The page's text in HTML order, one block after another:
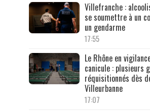
Villefranche :
se soumettre à un
un gendarme
17:55
Le Rhône en
canicule : plusieurs
réquisitionnés dès
Villeurbanne
17:07